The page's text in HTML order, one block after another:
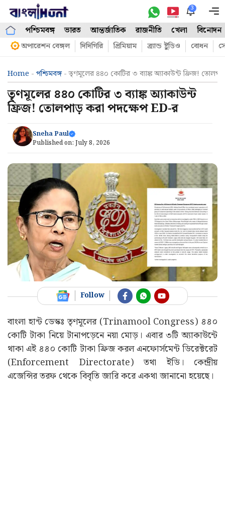
Skip
content
3
পশ্চিমবঙ্গ ভারত আন্তর্জাতিক রাজনীতি খেলা বিনোদন
অপারেশন বেঙ্গল দিদিগিরি প্রিমিয়াম ব্র্যান্ড ষ্টুডিও বোধন
Home - পশ্চিমবঙ্গ-তৃণমূলের ৪৪০ কোটির ৩ ব্যাঙ্ক অ্যাকাউন্ট ফ্রিজ!
তৃণমূলের ৪৪০ কোটির ৩ ব্যাঙ্ক অ্যাকাউন্ট
ফ্রিজ! তোলপাড় করা পদক্ষেপ ED-র
Sneha Paul
Published on: July 8, 2026
Follow
বাংলা হান্ট ডেস্কঃ তৃণমূলের (Trinamool Congress) ৪৪০
কোটি টাকা নিয়ে টানাপড়েনে নয়া মোড়। এবার ৩টি অ্যাকাউন্টে
থাকা এই ৪৪০ কোটি টাকা ফ্রিজ করল এনফোর্সমেন্ট ডিরেক্টরেট
(Enforcement Directorate) তথা ইডি। কেন্দ্রীয়
এজেন্সির তরফ থেকে বিবৃতি জারি করে একথা জানানো হয়েছে।